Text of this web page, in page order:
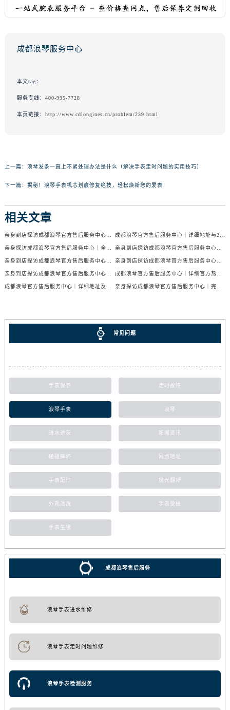
成都浪琴服务中心
本文tag：
服务专线： 400-995-7728
本页链接： http://www.cdlongines.cn/problem/239.html
上一篇： 浪琴发条一直上不紧处理办法是什么（解决手表走时问题的实用技巧）
下一篇： 揭秘！浪琴手表机芯划痕修复绝技，轻松焕新您的爱表！
相关文章
常见问题
手表保养 走时故障
浪琴手表 浪琴
进水进灰 新闻资讯
磕碰摔坏 网点地址
手表配件 抛光翻新
外观清洗 手表受磁
手表生锈
成都浪琴售后服务
浪琴手表进水维修
浪琴手表走时问题维修
浪琴手表检测服务